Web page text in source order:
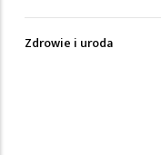
Zdrowie i uroda